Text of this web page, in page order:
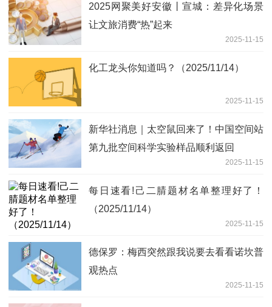
2025网聚美好安徽丨宣城：差异化场景
让文旅消费“热”起来
2025-11-15
化工龙头你知道吗？（2025/11/14）
2025-11-15
新华社消息｜太空鼠回来了！中国空间站
第九批空间科学实验样品顺利返回
2025-11-15
每日速看!己二腈题材名单整理好了！
（2025/11/14）
2025-11-15
德保罗：梅西突然跟我说要去看看诺坎普
观热点
2025-11-15